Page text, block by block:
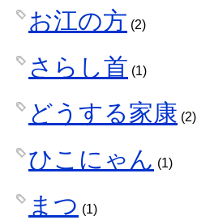
お江の方 (2)
さらし首 (1)
どうする家康 (2)
ひこにゃん (1)
まつ (1)